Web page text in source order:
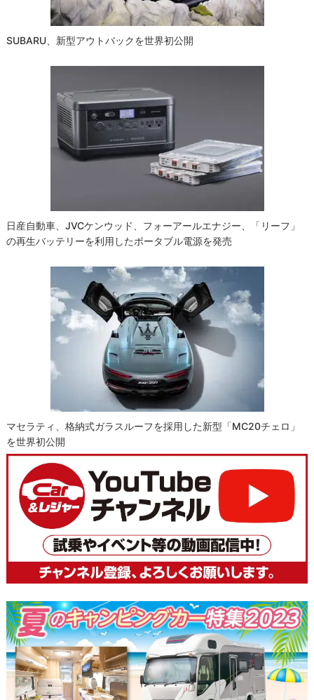
SUBARU、新型アウトバックを世界初公開
日産自動車、JVCケンウッド、フォーアールエナジー、「リーフ」
の再生バッテリーを利用したポータブル電源を発売
マセラティ、格納式ガラスルーフを採用した新型「MC20チェロ」
を世界初公開